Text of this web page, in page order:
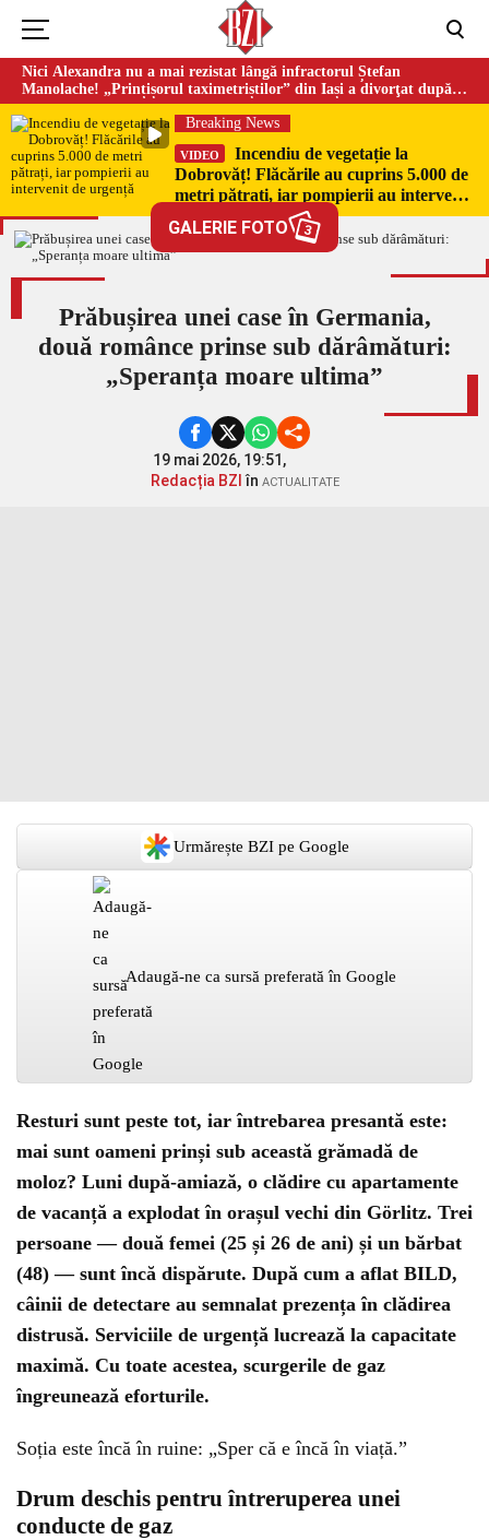
Nici Alexandra nu a mai rezistat lângă infractorul Ștefan
Manolache! „Prințișorul taximetriștilor” din Iași a divorţat după
doi ani de căsnicie
Breaking News
VIDEO
Incendiu de vegetație la
Dobrovăț! Flăcările au cuprins 5.000 de
metri pătrați, iar pompierii au intervenit
GALERIE FOTO 3
Prăbușirea unei case în Germania,
două românce prinse sub dărâmături:
„Speranța moare ultima”
19 mai 2026, 19:51,
Redacția BZI în ACTUALITATE
Urmărește BZI pe Google
Adaugă-ne ca sursă preferată în Google
Resturi sunt peste tot, iar întrebarea presantă este:
mai sunt oameni prinși sub această grămadă de
moloz? Luni după-amiază, o clădire cu apartamente
de vacanță a explodat în orașul vechi din Görlitz. Trei
persoane — două femei (25 și 26 de ani) și un bărbat
(48) — sunt încă dispărute. După cum a aflat BILD,
câinii de detectare au semnalat prezența în clădirea
distrusă. Serviciile de urgență lucrează la capacitate
maximă. Cu toate acestea, scurgerile de gaz
îngreunează eforturile.
Soția este încă în ruine: „Sper că e încă în viață.”
Drum deschis pentru întreruperea unei
conducte de gaz